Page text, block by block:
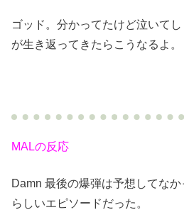
ゴッド。分かってたけど泣いて
が生き返ってきたらこうなるよ。
MALの反応
Damn 最後の爆弾は予想してな
らしいエピソードだった。